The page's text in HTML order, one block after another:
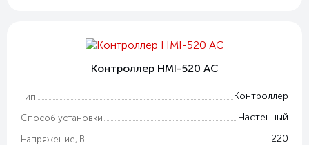
Контроллер HMI-520 AC
Тип Контроллер
Способ установки Настенный
Напряжение, В 220